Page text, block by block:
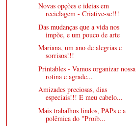
Novas opções e ideias em
reciclagem - Criative-se!!!
Das mudanças que a vida nos
impõe, e um pouco de arte
Mariana, um ano de alegrias e
sorrisos!!!
Printables - Vamos organizar nossa
rotina e agrade...
Amizades preciosas, dias
especiais!!! E meu cabelo...
Mais trabalhos lindos, PAPs e a
polêmica do "Proib...